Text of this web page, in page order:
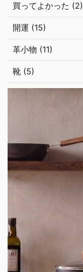
買ってよかった (2)
開運 (15)
革小物 (11)
靴 (5)